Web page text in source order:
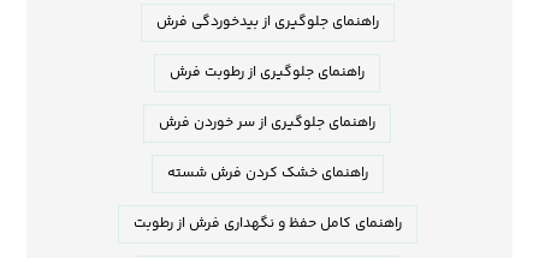
راهنمای جلوگیری از بیدخوردگی فرش
راهنمای جلوگیری از رطوبت فرش
راهنمای جلوگیری از سر خوردن فرش
راهنمای خشک کردن فرش شسته
راهنمای کامل حفظ و نگهداری فرش از رطوبت